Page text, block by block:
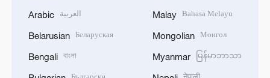
Arabic العربية
Belarusian Беларуская
Bengali বাংলা
Malay Bahasa Melayu
Mongolian Монгол
Myanmar မြန်မာဘာသာ